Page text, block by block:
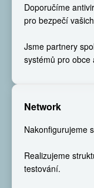
Doporučíme
pro bezpečí
Jsme partnery
systémů pro obce
Network
Nakonfigurujeme
Realizujeme
testování.